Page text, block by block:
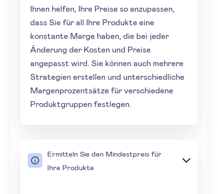
Ihnen helfen, Ihre Preise so anzupassen,
dass Sie für all Ihre Produkte eine
konstante Marge haben, die bei jeder
Änderung der Kosten und Preise
angepasst wird. Sie können auch mehrere
Strategien erstellen und unterschiedliche
Margenprozentsätze für verschiedene
Produktgruppen festlegen.
Ermitteln Sie den Mindestpreis für
Ihre Produkte